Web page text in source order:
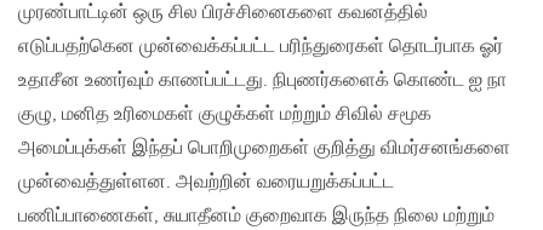
முரண்பாட்டின் ஒரு சில பிரச்சினைகளை கவனத்தில்
எடுப்பதற்கென முன்வைக்கப்பட்ட பரிந்துரைகள் தொடர்பாக ஓர்
உதாசீன உணர்வும் காணப்பட்டது. நிபுணர்களைக் கொண்ட ஐ நா
குழு, மனித உரிமைகள் குழுக்கள் மற்றும் சிவில் சமூக
அமைப்புக்கள் இந்தப் பொறிமுறைகள் குறித்து விமர்சனங்களை
முன்வைத்துள்ளன. அவற்றின் வரையறுக்கப்பட்ட
பணிப்பாணைகள், சுயாதீனம் குறைவாக இருந்த நிலை மற்றும்